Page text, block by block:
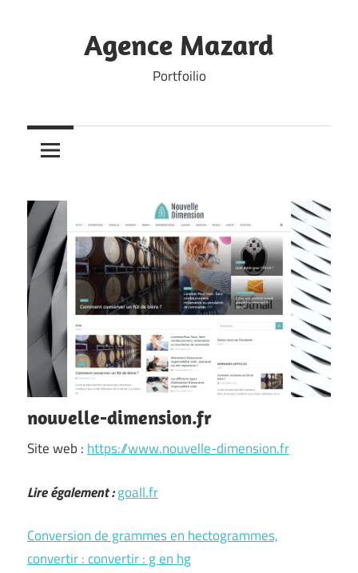
Agence Mazard
Portfoilio
nouvelle-dimension.fr
Site web : https://www.nouvelle-dimension.fr
Lire également :goall.fr
Conversion de grammes en hectogrammes,
convertir : convertir : g en hg